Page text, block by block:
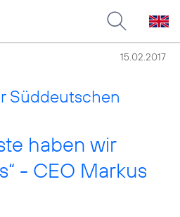
15.02.2017
Süddeutschen
haben wir
- CEO Markus